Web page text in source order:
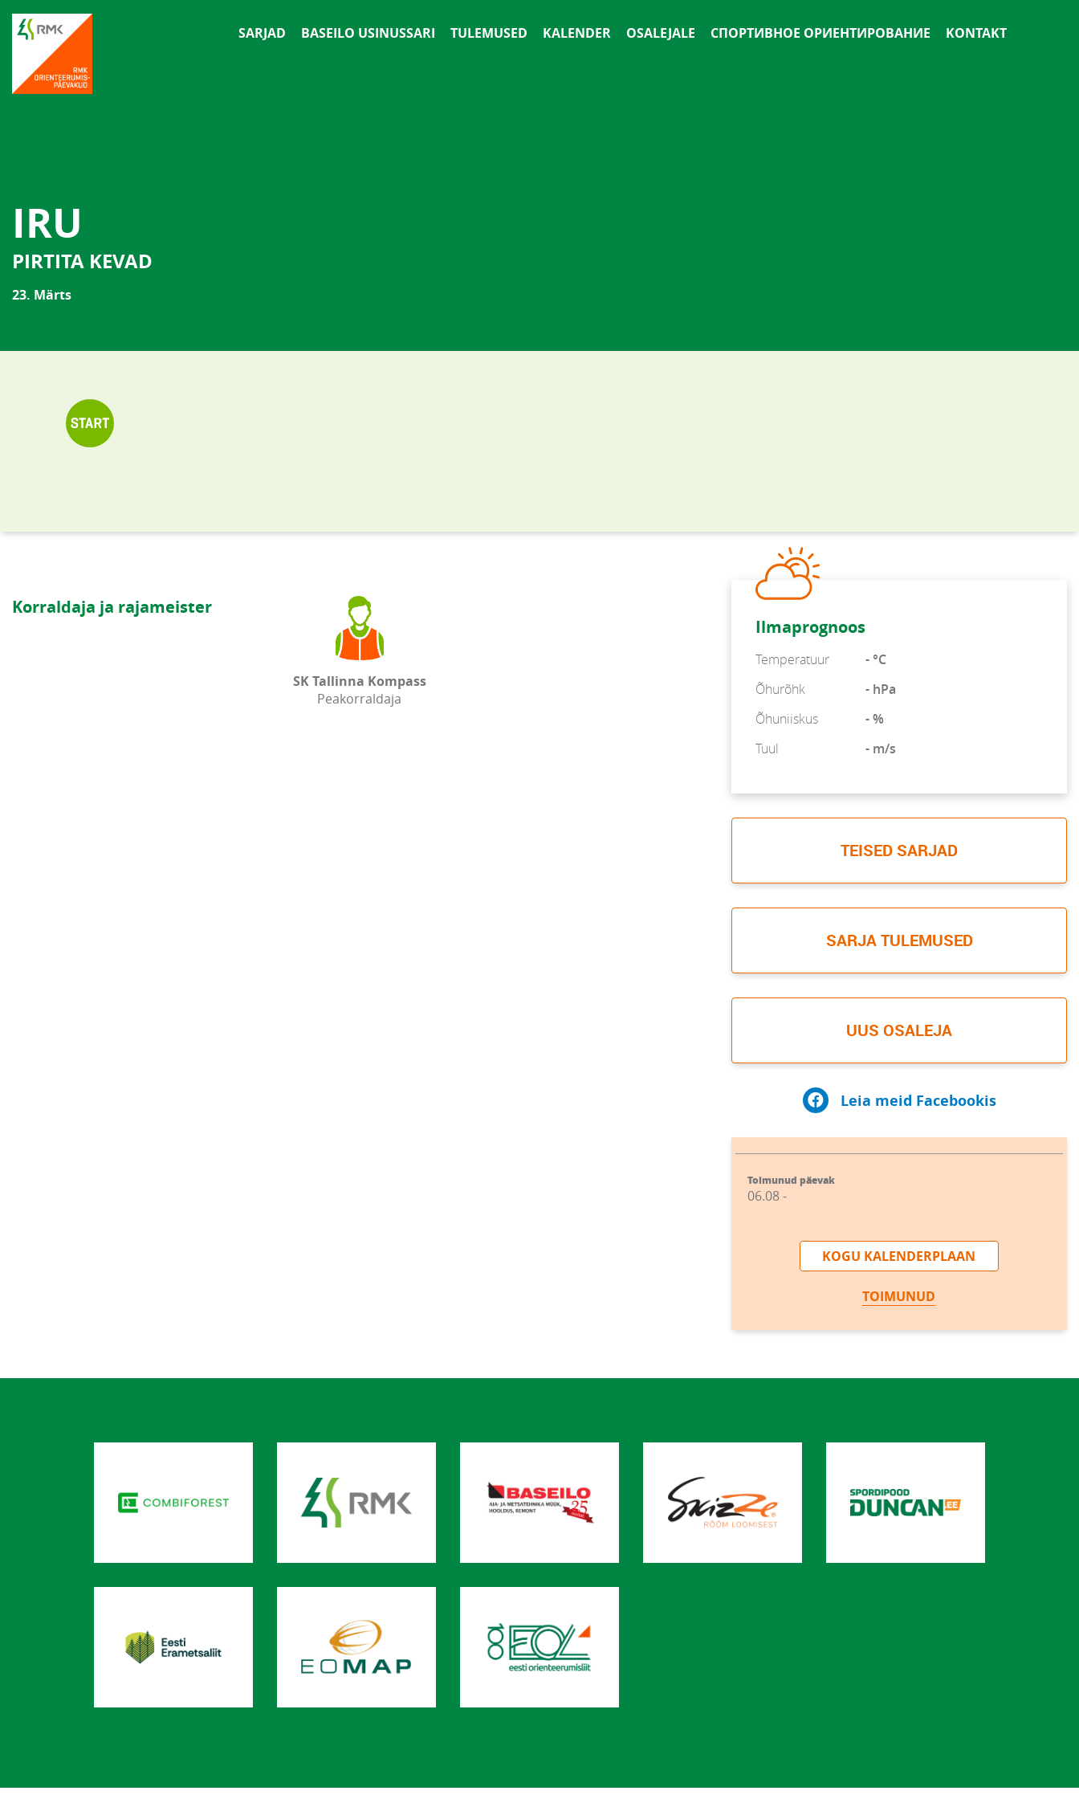
SARJAD BASEILO USINUSSARI TULEMUSED KALENDER OSALEJALE СПОРТИВНОЕ ОРИЕНТИРОВАНИЕ KONTAKT
IRU
PIRTITA KEVAD
23. Märts
Korraldaja ja rajameister
SK Tallinna Kompass
Peakorraldaja
Ilmaprognoos
Temperatuur
- °C
Õhurõhk
- hPa
Õhuniiskus
- %
Tuul
- m/s
TEISED SARJAD
SARJA TULEMUSED
UUS OSALEJA
Leia meid Facebookis
Toimunud päevak
06.08 -
KOGU KALENDERPLAAN
TOIMUNUD